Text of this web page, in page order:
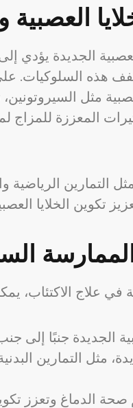
العصبية
الجديدة يؤدي
هذه السلوكيات.
المعززة للمزاج
الرياضية
مثل التمارين
الدماغ وتعزز